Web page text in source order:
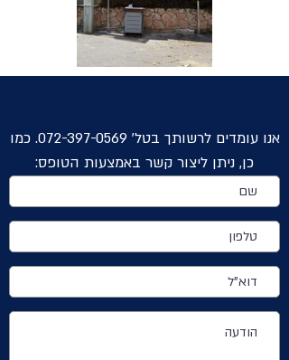
אנו עומדים לרשותך בטל' 072-397-0569. כמו
כן, ניתן ליצור קשר באמצעות הטופס: